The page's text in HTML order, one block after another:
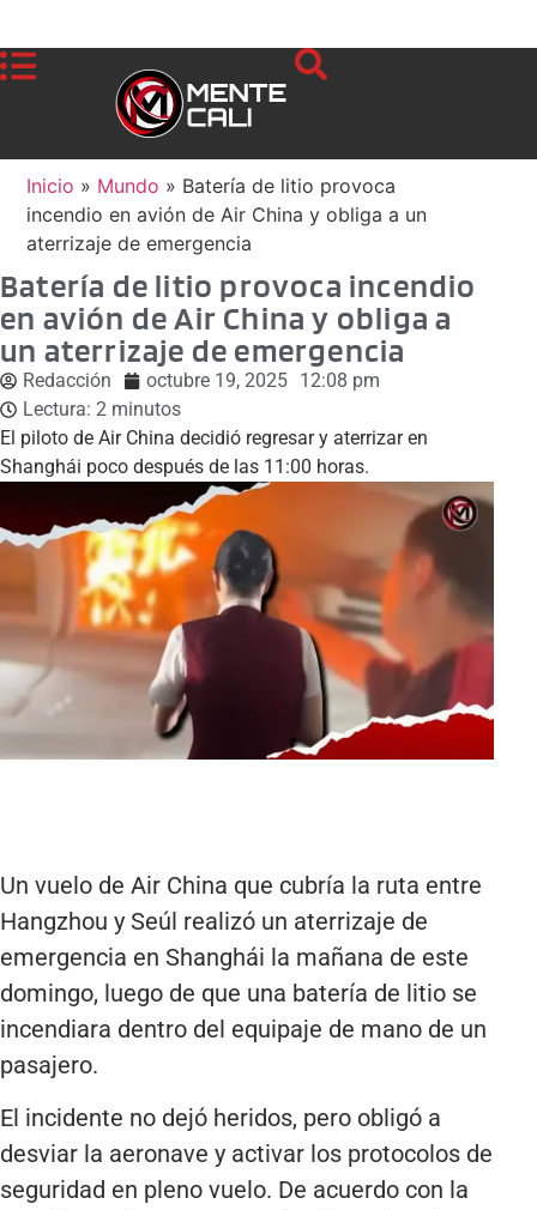
Inicio » Mundo » Batería de litio provoca
incendio en avión de Air China y obliga a un
aterrizaje de emergencia
Batería de litio provoca incendio
en avión de Air China y obliga a
un aterrizaje de emergencia
Redacción octubre 19, 2025 12:08 pm
Lectura: 2 minutos
El piloto de Air China decidió regresar y aterrizar en
Shanghái poco después de las 11:00 horas.
Un vuelo de Air China que cubría la ruta entre
Hangzhou y Seúl realizó un aterrizaje de
emergencia en Shanghái la mañana de este
domingo, luego de que una batería de litio se
incendiara dentro del equipaje de mano de un
pasajero.
El incidente no dejó heridos, pero obligó a
desviar la aeronave y activar los protocolos de
seguridad en pleno vuelo. De acuerdo con la